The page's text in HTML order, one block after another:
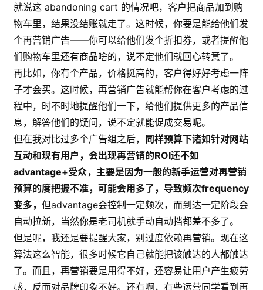
就说这 abandoning cart 的情况吧，客户把商品加到购
物车里，结果没结账就走了。这时候，你要是能给他们发
个再营销广告——你可以给他们发个折扣券，或者提醒他
们购物车里还有商品啥的，说不定他们就回心转意了。
再比如，你有个产品，价格挺高的，客户得好好考虑一阵
子才会买。这时候，再营销广告就能帮你在客户考虑的过
程中，时不时地提醒他们一下，给他们提供更多的产品信
息，解答他们的疑问，说不定就能促成交易呢。
但在我对比过多个广告组之后， 同样预算下诸如针对网站
互动和现有用户，会出现再营销的ROI还不如
advantage+受众，主要是因为一般的新手运营对再营销
预算的度把握不准，可能会用多了，导致频次frequency
变多， 但advantage会控制一定频次，而到达一定阶段会
自动拉新，当然你是老司机就手动自动挡都差不多了。
但是呢，我还是要提醒大家，别过度依赖再营销。现在这
算法这么智能，很多时候它自己就能把该触达的人都触达
了。而且，再营销要是用得不好，还容易让用户产生疲劳
感，反而对品牌印象不好。还有啊，有些运营同学看到再